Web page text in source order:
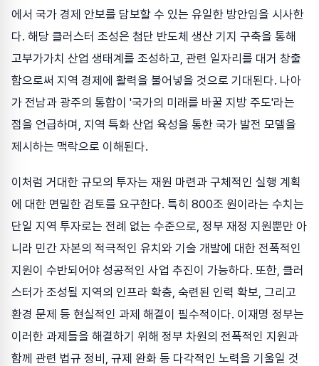
에서 국가 경제 안보를 담보할 수 있는 유일한 방안임을 시사한
다. 해당 클러스터 조성은 첨단 반도체 생산 기지 구축을 통해
고부가가치 산업 생태계를 조성하고, 관련 일자리를 대거 창출
함으로써 지역 경제에 활력을 불어넣을 것으로 기대된다. 나아
가 전남과 광주의 통합이 '국가의 미래를 바꿀 지방 주도'라는
점을 언급하며, 지역 특화 산업 육성을 통한 국가 발전 모델을
제시하는 맥락으로 이해된다.
이처럼 거대한 규모의 투자는 재원 마련과 구체적인 실행 계획
에 대한 면밀한 검토를 요구한다. 특히 800조 원이라는 수치는
단일 지역 투자로는 전례 없는 수준으로, 정부 재정 지원뿐만 아
니라 민간 자본의 적극적인 유치와 기술 개발에 대한 전폭적인
지원이 수반되어야 성공적인 사업 추진이 가능하다. 또한, 클러
스터가 조성될 지역의 인프라 확충, 숙련된 인력 확보, 그리고
환경 문제 등 현실적인 과제 해결이 필수적이다. 이재명 정부는
이러한 과제들을 해결하기 위해 정부 차원의 전폭적인 지원과
함께 관련 법규 정비, 규제 완화 등 다각적인 노력을 기울일 것